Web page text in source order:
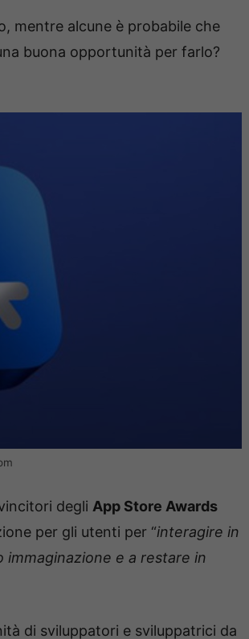
mentre alcune è probabile che
buona opportunità per farlo?
degli App Store Awards
per gli utenti per “interagire in
immaginazione e a restare in
di sviluppatori e sviluppatrici da